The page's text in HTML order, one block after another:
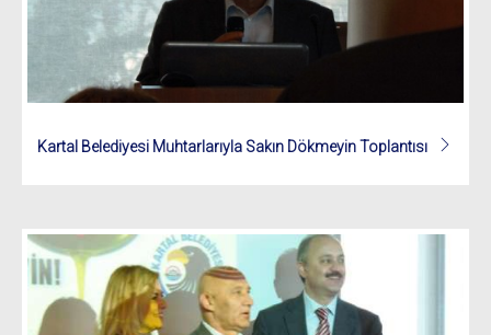
Kartal Belediyesi Muhtarlarıyla Sakın Dökmeyin Toplantısı